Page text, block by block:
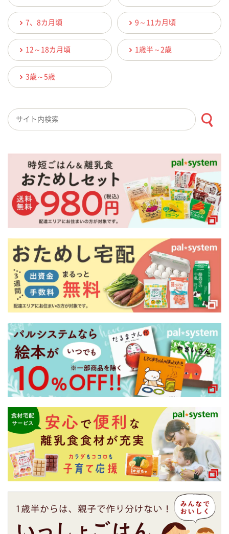
7、8カ月頃 9～11カ月頃
12～18カ月頃 1歳半～2歳
3歳～5歳
検索キーワード入力